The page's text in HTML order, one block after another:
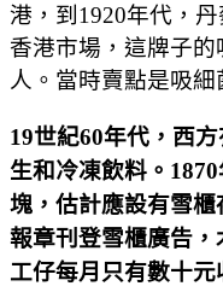
港，到1920年代，
香港市場，這牌子
人。當時賣點是吸細
19世紀60年代，西
生和冷凍飲料。
塊，估計應設有雪
報章刊登雪櫃廣告
工仔每月只有數十